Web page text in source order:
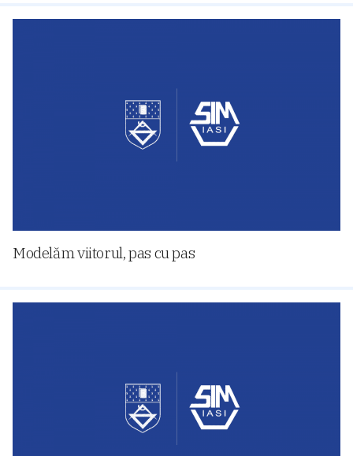
Modelăm viitorul, pas cu pas